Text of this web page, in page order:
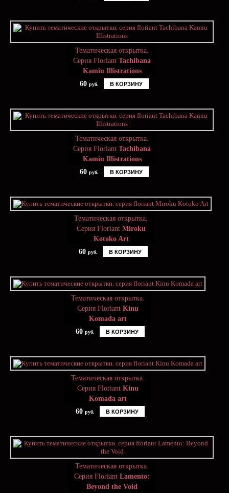
Тематическая открытка.
Серия Floriant Tachibana
Kamiu Illistrations
60 руб. В КОРЗИНУ
Тематическая открытка.
Серия Floriant Tachibana
Kamiu Illistrations
60 руб. В КОРЗИНУ
Тематическая открытка.
Серия Floriant Miroku
Kotoko Art
60 руб. В КОРЗИНУ
Тематическая открытка.
Серия Floriant Kinu
Komada art
60 руб. В КОРЗИНУ
Тематическая открытка.
Серия Floriant Kinu
Komada art
60 руб. В КОРЗИНУ
Тематическая открытка.
Серия Floriant Lamento:
Beyond the Void